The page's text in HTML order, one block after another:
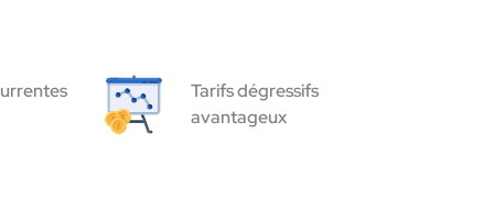
Tarifs dégressifs
avantageux